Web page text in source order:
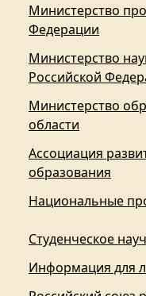
Министерство
Федерации
Министерство
Российской
Министерство
области
Ассоциация
образования
Национальные
Студенческое
Информация для